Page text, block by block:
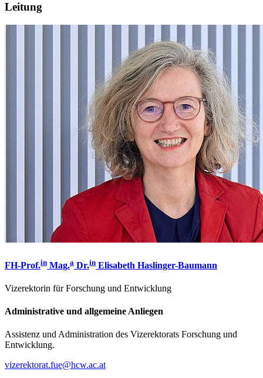
Leitung
FH-Prof.in Mag.a Dr.in Elisabeth Haslinger-Baumann
Vizerektorin für Forschung und Entwicklung
Administrative und allgemeine Anliegen
Assistenz und Administration des Vizerektorats Forschung und
Entwicklung.
vizerektorat.fue@hcw.ac.at